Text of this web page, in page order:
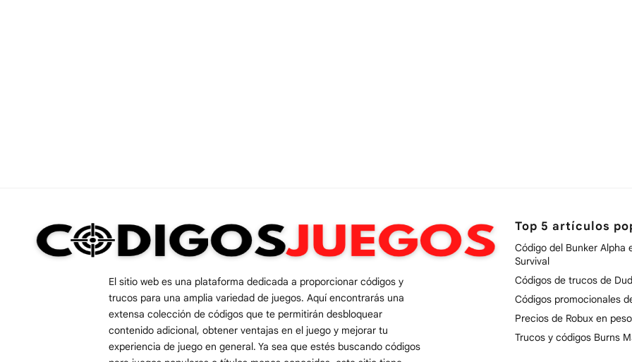
El sitio web es una plataforma dedicada a proporcionar códigos y
trucos para una amplia variedad de juegos. Aquí encontrarás una
extensa colección de códigos que te permitirán desbloquear
contenido adicional, obtener ventajas en el juego y mejorar tu
experiencia de juego en general. Ya sea que estés buscando códigos
Top 5 artículos
Código del Bunker Alpha
Survival
Códigos de trucos de
Códigos promocionales
Precios de Robux en
Trucos y códigos Burns